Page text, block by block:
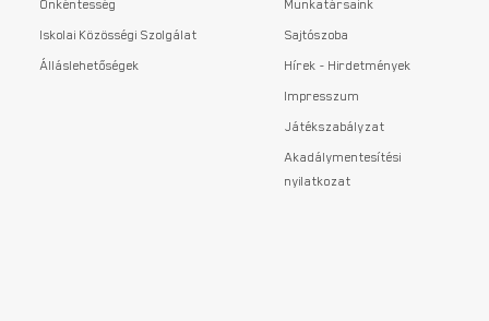
Iskolai Közösségi Szolgálat
Álláslehetőségek
Sajtószoba
Hírek - Hirdetmények
Impresszum
Játékszabályzat
Akadálymentesítési
nyilatkozat